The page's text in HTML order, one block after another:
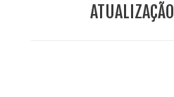
ATUALIZAÇÃO